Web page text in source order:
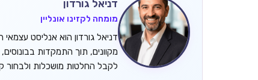
דניאל גורדון
מומחה לקזינו אונליין
מקוונים, תוך התמקדות
לקבל החלטות מושכלות ולבחור